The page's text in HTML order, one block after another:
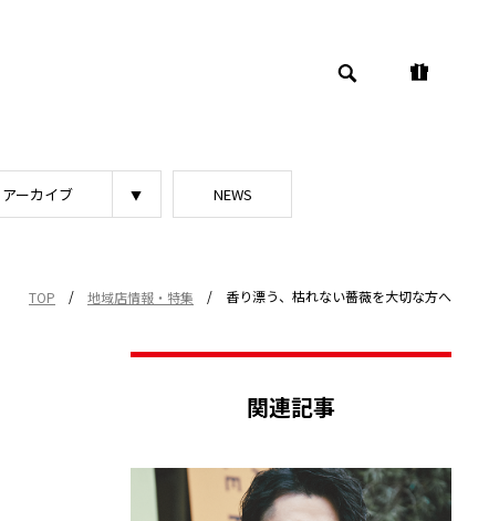
アーカイブ NEWS
TOP / 地域店情報・特集 /
香り漂う、枯れない薔薇を大切な方へ
関連記事